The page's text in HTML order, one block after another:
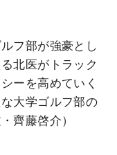
フ部が強豪とし
北医がトラック
ーを高めていく
大学ゴルフ部の
齊藤啓介）